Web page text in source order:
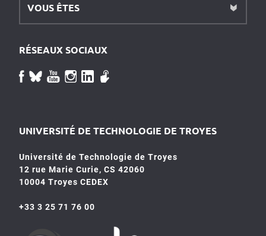
VOUS ÊTES
RÉSEAUX SOCIAUX
UNIVERSITÉ DE TECHNOLOGIE DE TROYES
Université de Technologie de Troyes
12 rue Marie Curie, CS 42060
10004 Troyes CEDEX
+33 3 25 71 76 00